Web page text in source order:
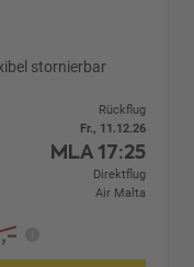
stornierbar
Rückflug
Fr., 11.12.26
MLA 17:25
Direktflug
Air Malta